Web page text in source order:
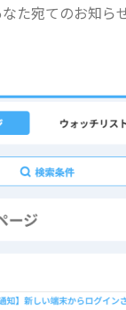
た宛てのお知ら